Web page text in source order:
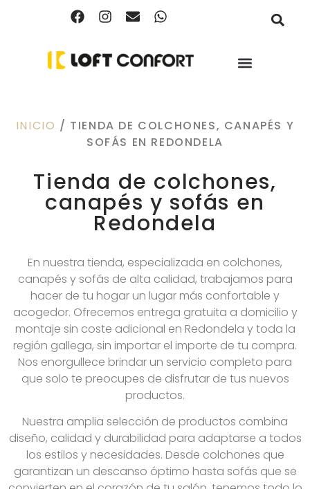
INICIO / TIENDA DE COLCHONES, CANAPÉS Y
SOFÁS EN REDONDELA
Tienda de colchones,
canapés y sofás en
Redondela
En nuestra tienda, especializada en colchones,
canapés y sofás de alta calidad, trabajamos para
hacer de tu hogar un lugar más confortable y
acogedor. Ofrecemos entrega gratuita a domicilio y
montaje sin coste adicional en Redondela y toda la
región gallega, sin importar el importe de tu compra.
Nos enorgullece brindar un servicio completo para
que solo te preocupes de disfrutar de tus nuevos
productos.
Nuestra amplia selección de productos combina
diseño, calidad y durabilidad para adaptarse a todos
los estilos y necesidades. Desde colchones que
garantizan un descanso óptimo hasta sofás que se